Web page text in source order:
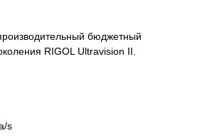
бюджетный
RIGOL Ultravision II.
s